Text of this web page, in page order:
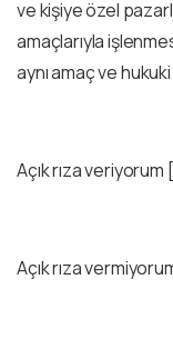
ve kişiye özel
amaçlarıyla
aynı amaç ve
Açık rıza veriyorum
Açık rıza